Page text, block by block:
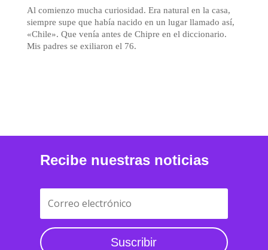
Al comienzo mucha curiosidad. Era natural en la casa,
siempre supe que había nacido en un lugar llamado así,
«Chile». Que venía antes de Chipre en el diccionario.
Mis padres se exiliaron el 76.
Recibe nuestras noticias
Suscribir